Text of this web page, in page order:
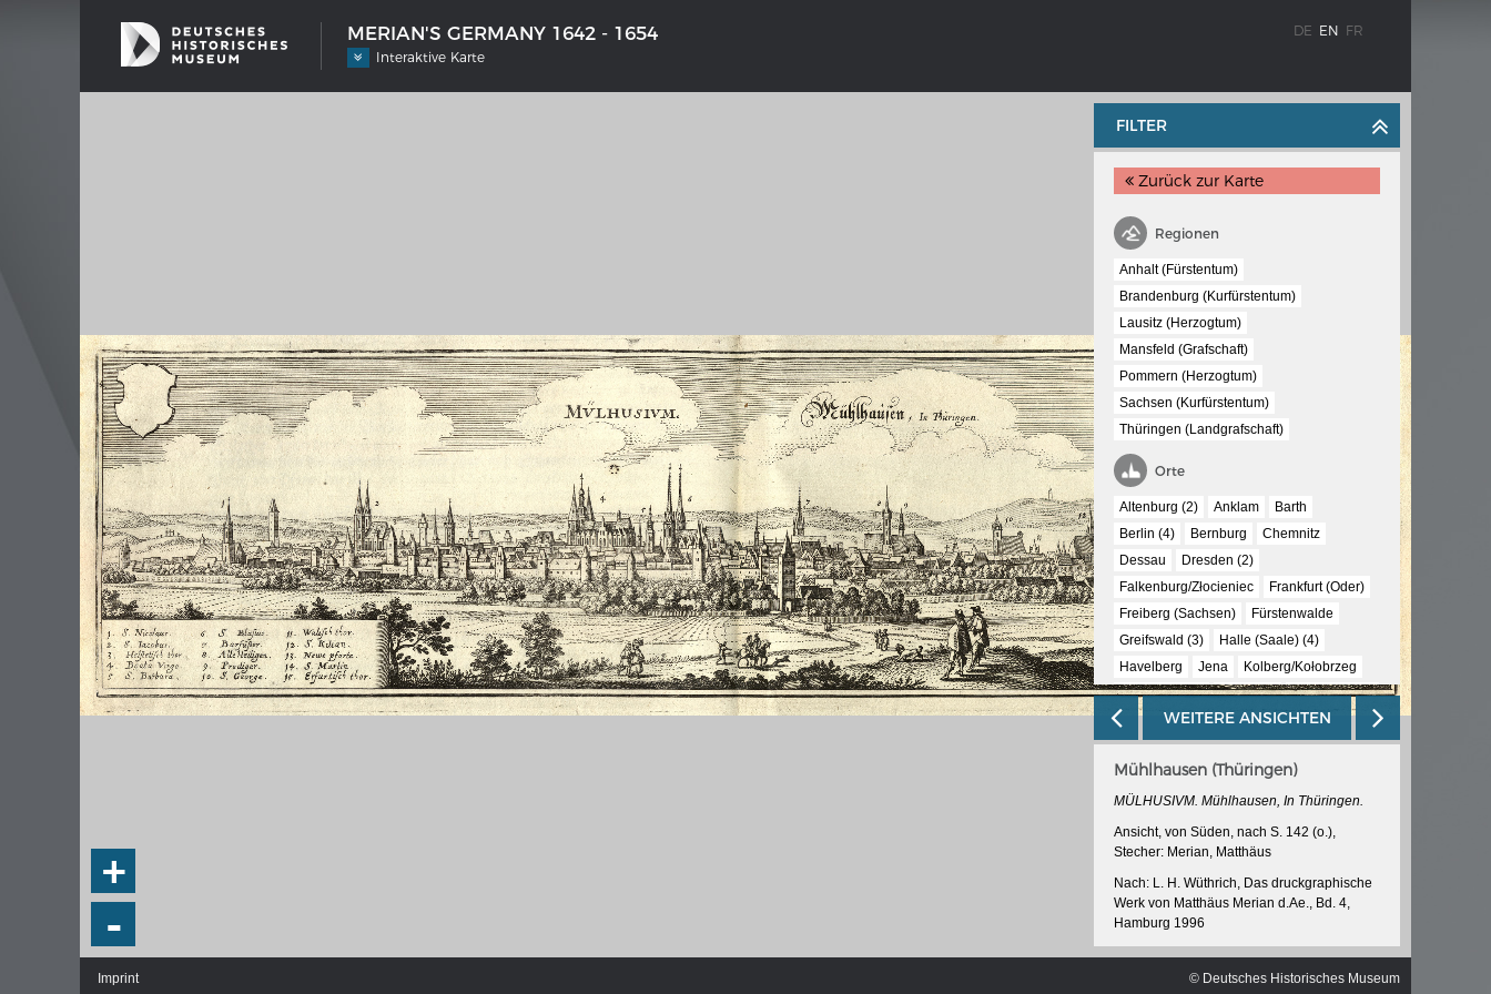
MERIAN'S GERMANY 1642 - 1654
Interaktive Karte
DE EN FR
Milestones in the history of European
shipbuilding
Interaktive Karte
Image gallery
Imprint
Wissenswert
Entirely new depiction of the Rhine river
1794
Details of the historical map
French-German history alongside the
Rhine
Chronologie der deutsch-französischen
Geschichte
DEMOCRACY
+
-
FILTER
Zurück zur Karte
Regionen
Anhalt (Fürstentum)
Brandenburg (Kurfürstentum)
Lausitz (Herzogtum)
Mansfeld (Grafschaft)
Pommern (Herzogtum)
Sachsen (Kurfürstentum)
Thüringen (Landgrafschaft)
Orte
Altenburg (2) Anklam
Barth
Berlin (4)
Bernburg
Chemnitz
Dessau
Dresden (2)
Falkenburg/Złocieniec
Frankfurt (Oder)
Freiberg (Sachsen)
Fürstenwalde
Greifswald (3)
Halle (Saale) (4)
Havelberg
Jena
Kolberg/Kołobrzeg
Königstein (2)
Köpenick
Körlin/Karlino
Küstrin/Kostrzyn nad Odrą (3)
Landsberg (Warthe)/Gorzów Wielkopolski
Leipzig
Mansfeld
Meissen
Merseburg
Mühlhausen (Thüringen)
Naumburg (Saale)
Neuruppin
Plauen
Rathenow
Saalfeld (Saale)
Stendal
Stettin/Szczecin (3)
Stralsund
Tangermünde
Templin
Torgau (2)
Ueckermünde
Werben (Elbe)
Wettin
Wittenberg
Wittstock (Dosse)
Wolgast (2) Wurzen
WEITERE ANSICHTEN
Mühlhausen (Thüringen)
MÜLHUSIVM. Mühlhausen, In Thüringen.
Ansicht, von Süden, nach S. 142 (o.),
Stecher: Merian, Matthäus
Nach: L. H. Wüthrich, Das druckgraphische
Werk von Matthäus Merian d.Ae., Bd. 4,
Hamburg 1996
Martin Zeiller/Matthäus Merian d.Ae.,
Topographie, von Sachsen und Thüringen,
Imprint © Deutsches Historisches Museum